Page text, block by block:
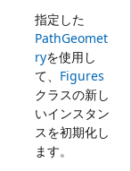
指定した
PathGeomet
ryを使用し
て、 Figures
クラスの新し
いインスタン
スを初期化し
ます。